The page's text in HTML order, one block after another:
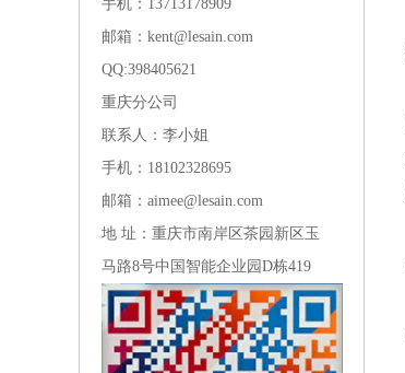
手机：13713178909
邮箱：kent@lesain.com
QQ:398405621
重庆分公司
联系人：李小姐
手机：18102328695
邮箱：aimee@lesain.com
地 址：重庆市南岸区茶园新区玉
马路8号中国智能企业园D栋419